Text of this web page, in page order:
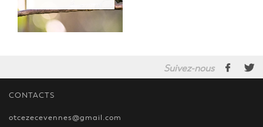
Suivez-nous
CONTACTS
otcezecevennes@gmail.com